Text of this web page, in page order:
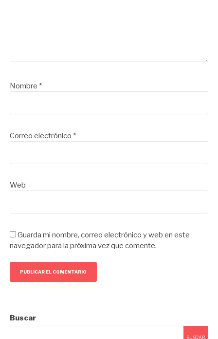
Nombre *
Correo electrónico *
Web
Guarda mi nombre, correo electrónico y web en este
navegador para la próxima vez que comente.
Buscar
BUSCAR